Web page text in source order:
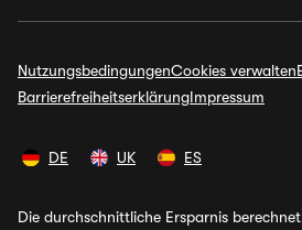
NutzungsbedingungenCookies verwalten
BarrierefreiheitserklärungImpressum
DE UK ES
Die durchschnittliche Ersparnis